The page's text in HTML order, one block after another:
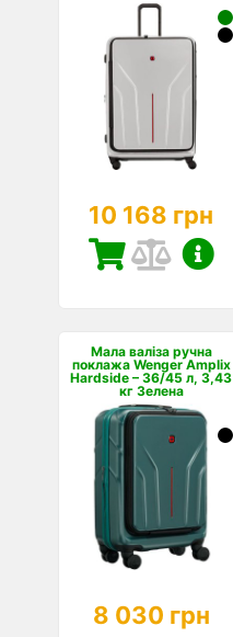
10 168 грн
Мала валіза ручна
поклажа Wenger Amplix
Hardside – 36/45 л, 3,43
кг Зелена
8 030 грн